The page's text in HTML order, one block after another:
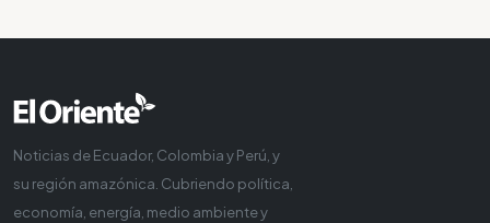
Noticias de Ecuador, Colombia y Perú, y
su región amazónica. Cubriendo política,
economía, energía, medio ambiente y